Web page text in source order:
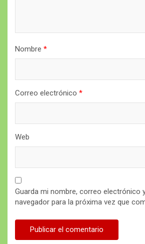
Nombre *
Correo electrónico *
Web
Guarda mi nombre, correo electrónico
navegador para la próxima vez que